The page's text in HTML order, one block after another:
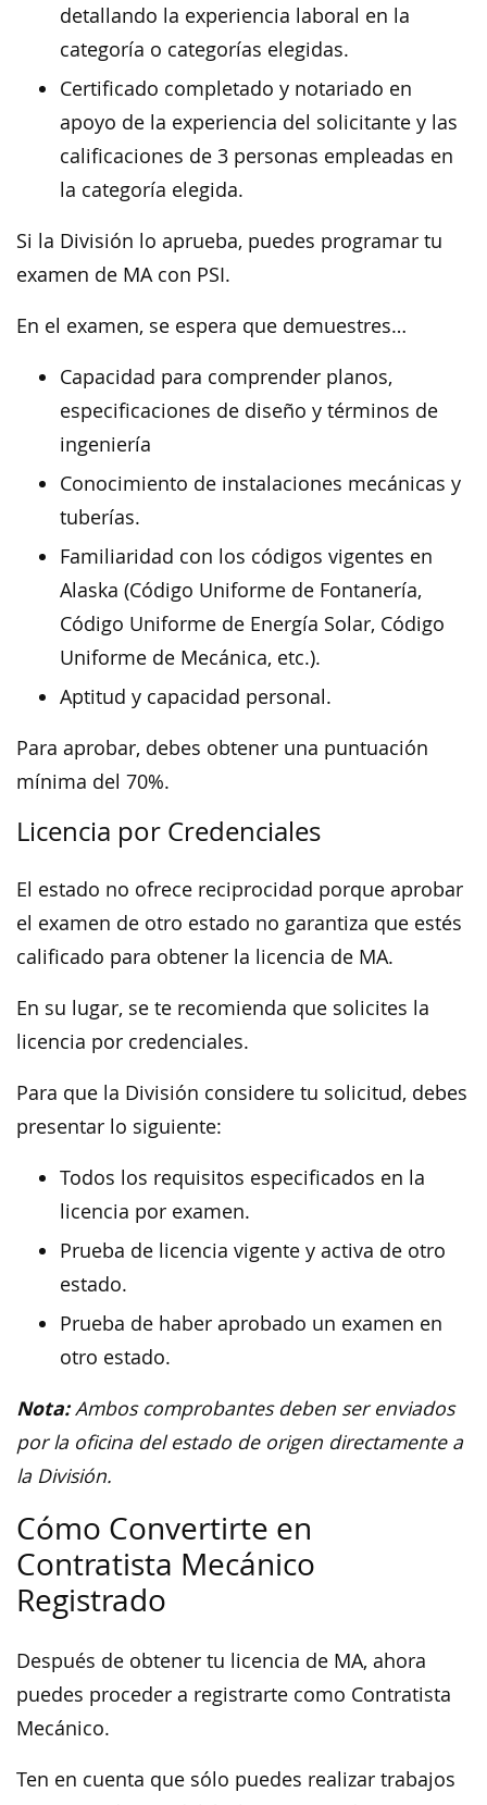
detallando la experiencia laboral en la
categoría o categorías elegidas.
Certificado completado y notariado en
apoyo de la experiencia del solicitante y las
calificaciones de 3 personas empleadas en
la categoría elegida.
Si la División lo aprueba, puedes programar tu
examen de MA con PSI.
En el examen, se espera que demuestres…
Capacidad para comprender planos,
especificaciones de diseño y términos de
ingeniería
Conocimiento de instalaciones mecánicas y
tuberías.
Familiaridad con los códigos vigentes en
Alaska (Código Uniforme de Fontanería,
Código Uniforme de Energía Solar, Código
Uniforme de Mecánica, etc.).
Aptitud y capacidad personal.
Para aprobar, debes obtener una puntuación
mínima del 70%.
Licencia por Credenciales
El estado no ofrece reciprocidad porque aprobar
el examen de otro estado no garantiza que estés
calificado para obtener la licencia de MA.
En su lugar, se te recomienda que solicites la
licencia por credenciales.
Para que la División considere tu solicitud, debes
presentar lo siguiente:
Todos los requisitos especificados en la
licencia por examen.
Prueba de licencia vigente y activa de otro
estado.
Prueba de haber aprobado un examen en
otro estado.
Nota:Ambos comprobantes deben ser enviados
por la oficina del estado de origen directamente a
la División.
Cómo Convertirte en
Contratista Mecánico
Registrado
Después de obtener tu licencia de MA, ahora
puedes proceder a registrarte como Contratista
Mecánico.
Ten en cuenta que sólo puedes realizar trabajos